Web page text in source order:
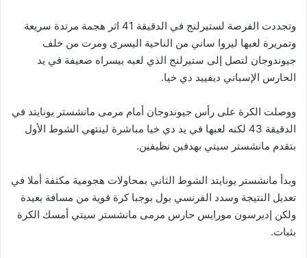
وتجددت الفرصة لستيرلنج في الدقيقة 41 اثر هجمة مرتدة سريعة
وتمريرة لعبها ليروا ساني من الناحية اليسرى ومرت من خلف
جيوندوجان لتصل إلى ستيرلنج الذي لعبه بيسراه ضعيفة في يد
الحارس الإسباني ديفييد دي خيا.
ووصلت الكرة على رأس جيوندوجان أمام مرمى مانشستر يونايتد في
الدقيقة 43 لكنه لعبها في يد دي خيا مباشرة لينتهي الشوط الأول
بتقدم مانشستر سيتي بهدفين نظيفين.
وبدأ مانشستر يونايتد الشوط الثاني بمحاولات هجومية مكثفة أملا في
تعديل النتيجة وسدد الفرنسي بول بوجبا كرة قوية من مسافة بعيدة
ولكن إديرسون مورايس حارس مرمى مانشستر سيتي أمسك الكرة
بثبات.